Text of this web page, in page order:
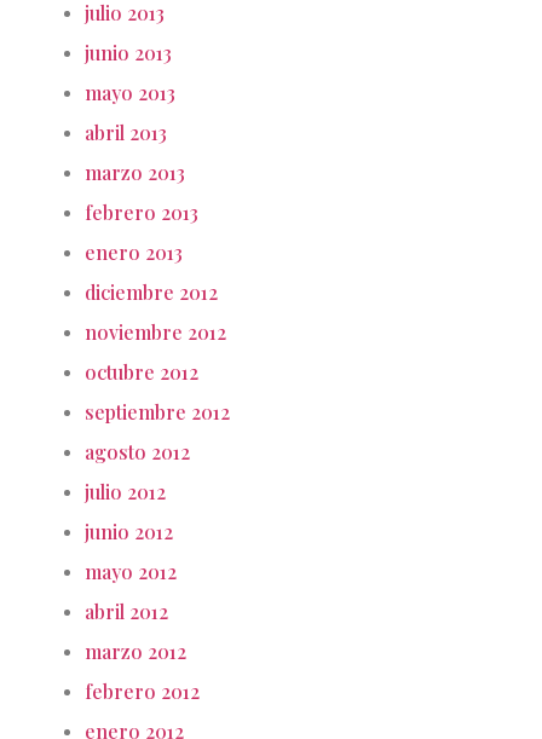
julio 2013
junio 2013
mayo 2013
abril 2013
marzo 2013
febrero 2013
enero 2013
diciembre 2012
noviembre 2012
octubre 2012
septiembre 2012
agosto 2012
julio 2012
junio 2012
mayo 2012
abril 2012
marzo 2012
febrero 2012
enero 2012